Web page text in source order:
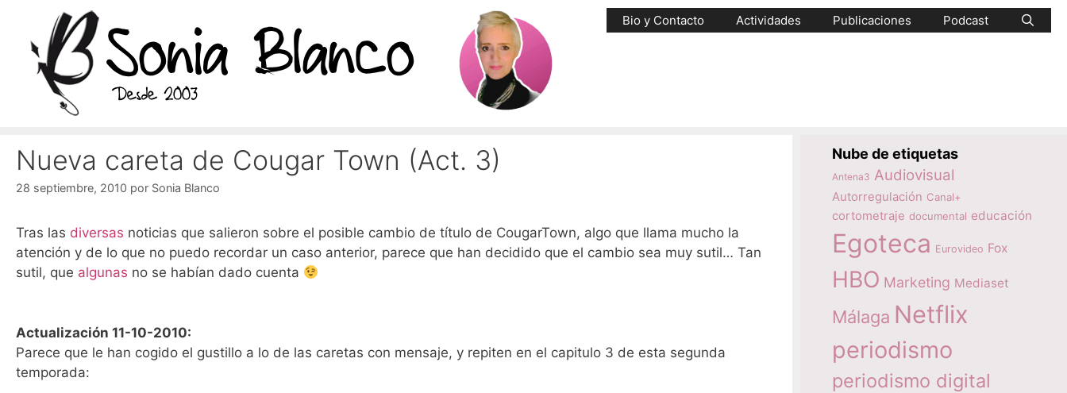
contenido
Bio y Contacto Actividades Publicaciones Podcast
Nueva careta de Cougar Town (Act. 3)
28 septiembre, 2010 por Sonia Blanco
Tras las diversas noticias que salieron sobre el posible cambio de título de CougarTown, algo que llama mucho la
atención y de lo que no puedo recordar un caso anterior, parece que han decidido que el cambio sea muy sutil… Tan
sutil, que algunas no se habían dado cuenta
Actualización 11-10-2010:
Parece que le han cogido el gustillo a lo de las caretas con mensaje, y repiten en el capitulo 3 de esta segunda
temporada:
Nube de etiquetas
Antena3 Audiovisual
Autorregulación Canal+
cortometraje documental educación
Egoteca Eurovideo Fox
HBO Marketing Mediaset
Málaga Netflix
periodismo
periodismo digital